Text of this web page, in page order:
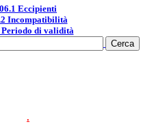
06.1 Eccipienti
Incompatibilità
Periodo di validità
.